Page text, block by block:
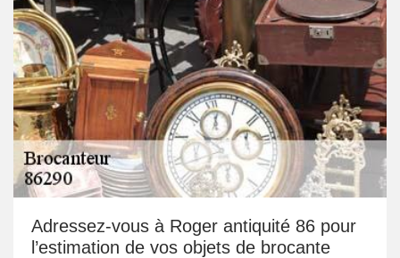
Adressez-vous à Roger antiquité 86 pour
l’estimation de vos objets de brocante